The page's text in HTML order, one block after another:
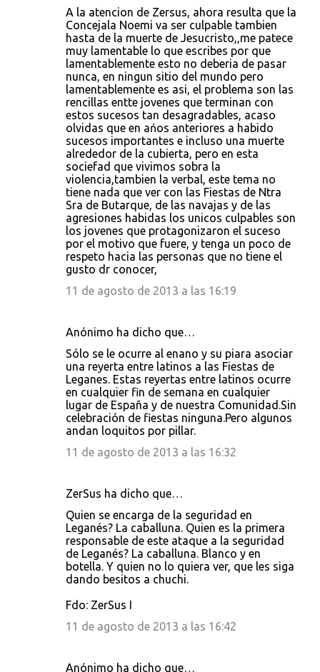
A la atencion de Zersus, ahora resulta que la
Concejala Noemi va ser culpable tambien
hasta de la muerte de Jesucristo,,me patece
muy lamentable lo que escribes por que
lamentablemente esto no deberia de pasar
nunca, en ningun sitio del mundo pero
lamentablemente es asi, el problema son las
rencillas entte jovenes que terminan con
estos sucesos tan desagradables, acaso
olvidas que en ańos anteriores a habido
sucesos importantes e incluso una muerte
alrededor de la cubierta, pero en esta
sociefad que vivimos sobra la
violencia,tambien la verbal, este tema no
tiene nada que ver con las Fiestas de Ntra
Sra de Butarque, de las navajas y de las
agresiones habidas los unicos culpables son
los jovenes que protagonizaron el suceso
por el motivo que fuere, y tenga un poco de
respeto hacia las personas que no tiene el
gusto dr conocer,
11 de agosto de 2013 a las 16:19
Anónimo ha dicho que…
Sólo se le ocurre al enano y su piara asociar
una reyerta entre latinos a las Fiestas de
Leganes. Estas reyertas entre latinos ocurre
en cualquier fin de semana en cualquier
lugar de España y de nuestra Comunidad.Sin
celebración de fiestas ninguna.Pero algunos
andan loquitos por pillar.
11 de agosto de 2013 a las 16:32
ZerSus ha dicho que…
Quien se encarga de la seguridad en
Leganés? La caballuna. Quien es la primera
responsable de este ataque a la seguridad
de Leganés? La caballuna. Blanco y en
botella. Y quien no lo quiera ver, que les siga
dando besitos a chuchi.
Fdo: ZerSus I
11 de agosto de 2013 a las 16:42
Anónimo ha dicho que…